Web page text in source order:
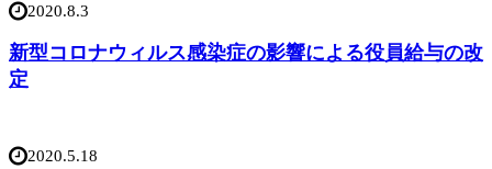
2020.8.3
新型コロナウィルス感染症の影響による役員給与の改
定
2020.5.18